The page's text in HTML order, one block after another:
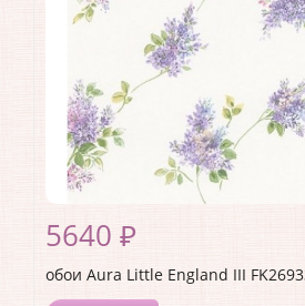
5640 ₽
обои Aura Little England III